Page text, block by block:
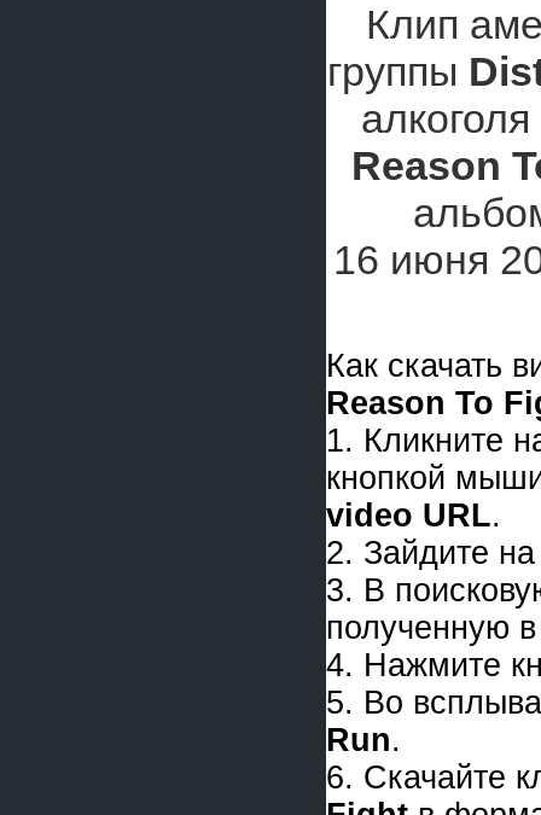
Клип
группы
Reason
16 июня
Как скачать
Reason To
1. Кликните
кнопкой
video URL.
2. Зайдите
3. В
полученную
4. Нажмите
5. Во
Run.
6. Скачайте